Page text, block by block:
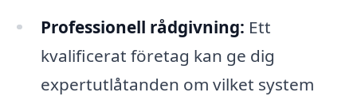
Professionell rådgivning: Ett
kvalificerat företag kan ge dig
expertutlåtanden om vilket system